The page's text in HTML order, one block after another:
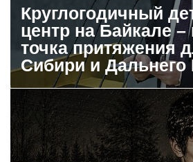
Круглогодичный
центр на Байкале –
точка притяжения
Сибири и Дальнего